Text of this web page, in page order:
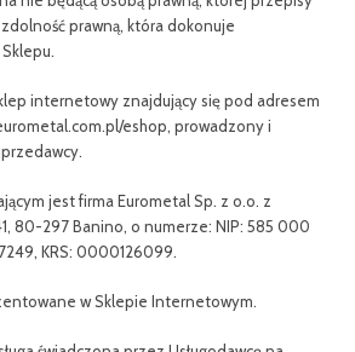
prawną, która dokonuje
internetowy znajdujący się pod adresem
eshop, prowadzony i
jest firma Eurometal Sp. z o.o. z
80-297 Banino, o numerze: NIP: 585 000
KRS: 0000126099.
w Sklepie Internetowym.